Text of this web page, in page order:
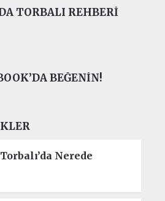
TORBALI REHBERI
BEĞENIN!
Torbalı’da Nerede